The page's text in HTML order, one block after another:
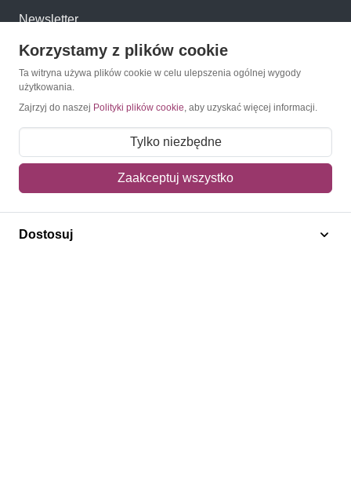
Newsletter
Konto
Moje konto
Mój koszyk
Adres dostawy
Polecamy
Korzystamy z plików cookie
Ta witryna używa plików cookie w celu ulepszenia ogólnej wygody
użytkowania.
Zajrzyj do naszej Polityki plików cookie, aby uzyskać więcej informacji.
Tylko niezbędne
Zaakceptuj wszystko
Dostosuj